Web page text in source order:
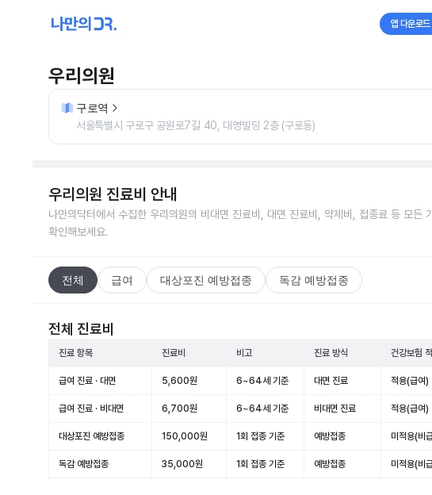
앱 다운로드
우리의원
구로역
서울특별시 구로구 공원로7길 40, 대영빌딩 2층 (구로동)
우리의원 진료비 안내
나만의닥터에서 수집한 우리의원의 비대면 진료비, 대면 진료비, 약제비, 접종료 등 모든
확인해보세요.
전체 급여 대상포진 예방접종 독감 예방접종
전체 진료비
진료 항목 진료비 비고 진료 방식 건강보험
급여 진료 · 대면 5,600원 6~64세 기준 대면 진료 적용(급여)
급여 진료 · 비대면 6,700원 6~64세 기준 비대면 진료 적용(급여)
대상포진 예방접종 150,000원 1회 접종 기준 예방접종 미적용(비
독감 예방접종 35,000원 1회 접종 기준 예방접종 미적용(비